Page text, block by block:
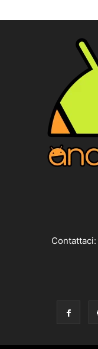
Contattaci: